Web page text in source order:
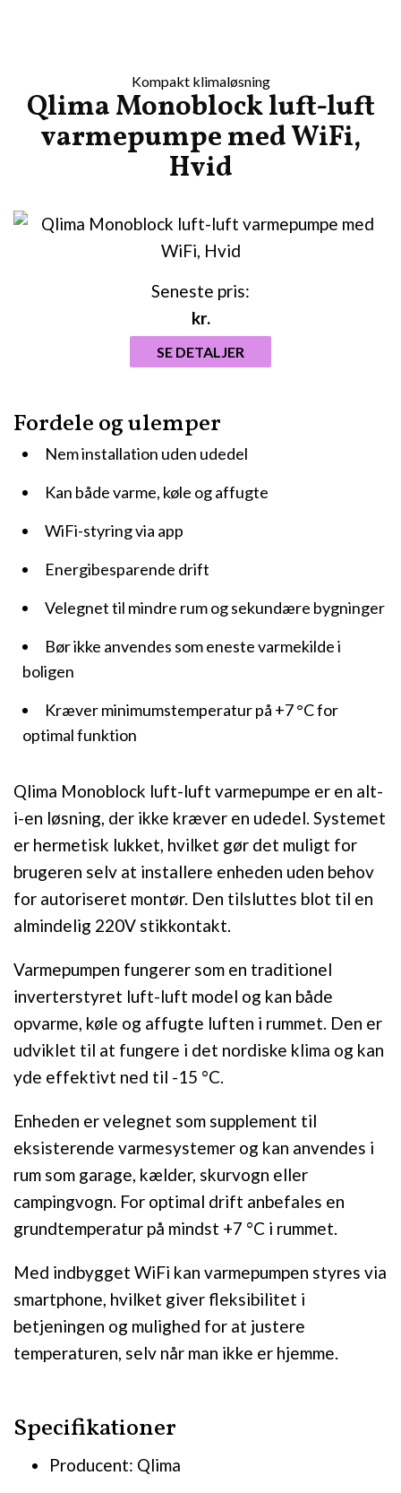
Kompakt klima­løsning
Qlima Monoblock luft-luft
varmepumpe med WiFi,
Hvid
Qlima Monoblock luft-luft varmepumpe er en alt-
i-en løsning, der ikke kræver en udedel. Systemet
er hermetisk lukket, hvilket gør det muligt for
brugeren selv at installere enheden uden behov
for autoriseret montør. Den tilsluttes blot til en
almindelig 220V stikkontakt.
Varmepumpen fungerer som en traditionel
inverterstyret luft-luft model og kan både
opvarme, køle og affugte luften i rummet. Den er
udviklet til at fungere i det nordiske klima og kan
yde effektivt ned til -15 °C.
Enheden er velegnet som supplement til
eksisterende varmesystemer og kan anvendes i
rum som garage, kælder, skurvogn eller
campingvogn. For optimal drift anbefales en
grundtemperatur på mindst +7 °C i rummet.
Med indbygget WiFi kan varmepumpen styres via
smartphone, hvilket giver fleksibilitet i
betjeningen og mulighed for at justere
temperaturen, selv når man ikke er hjemme.
Fordele og ulemper
Nem installation uden udedel
Kan både varme, køle og affugte
WiFi-styring via app
Energibesparende drift
Velegnet til mindre rum og sekundære bygninger
Bør ikke anvendes som eneste varmekilde i
boligen
Kræver minimumstemperatur på +7 °C for
optimal funktion
Specifikationer
Producent: Qlima
Seneste pris:
kr.
SE DETALJER